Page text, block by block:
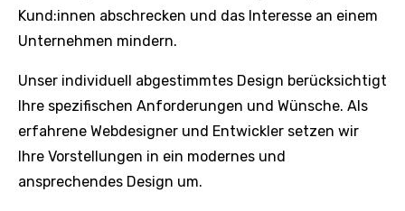
Kund:innen abschrecken und das Interesse an einem
Unternehmen mindern.
Unser individuell abgestimmtes Design berücksichtigt
Ihre spezifischen Anforderungen und Wünsche. Als
erfahrene Webdesigner und Entwickler setzen wir
Ihre Vorstellungen in ein modernes und
ansprechendes Design um.